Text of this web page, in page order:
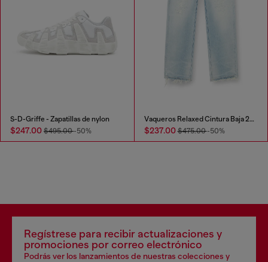
S-D-Griffe - Zapatillas de nylon
$247.00 $495.00-50%
Vaqueros Relaxed Cintura Baja 2001 D-Macro
$237.00$475.00-50%
Regístrese para recibir actualizaciones y
promociones por correo electrónico
Podrás ver los lanzamientos de nuestras colecciones y